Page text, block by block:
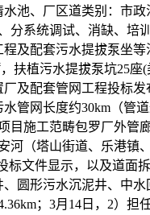
池、厂区道类别：市政
分系统调试、消缺、培
及配套污水提拔泵坐
扶植污水提拔泵坑25
及配套管网工程投标
管网长度约30km（管
目施工范畴包罗厂外管
河（塔山街道、乐港镇
标文件显示，以及道
圆形污水沉泥井、中
；3月14日，2）